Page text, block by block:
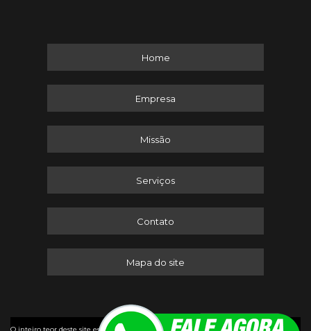
Home
Empresa
Missão
Serviços
Contato
Mapa do site
©